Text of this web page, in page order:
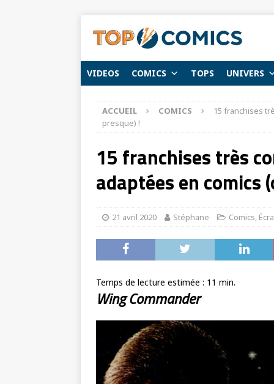
VIDEOS COMICS TOPS UNIVERS
ACCUEIL COMICS
15 franchises
presque) !
15 franchises très
adaptées en comics
21 avril 2020 Stéphane Comics,
Temps de lecture estimée : 11 min.
Wing Commander